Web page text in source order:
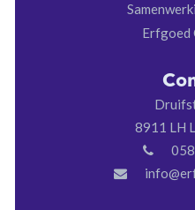
Erfgoed
8911 LH